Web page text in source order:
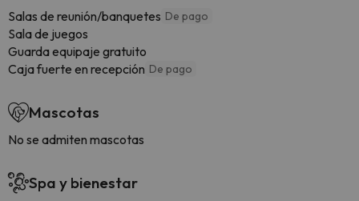
Salas de reunión/banquetes De pago
Sala de juegos
Guarda equipaje gratuito
Caja fuerte en recepción De pago
Mascotas
No se admiten mascotas
Spa y bienestar